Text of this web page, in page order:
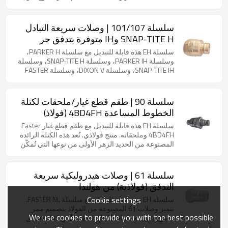
سلسلة 101/107 | وصلات سريعة التبادل
SNAP-TITE H وIH متوفرة بتدفق حر
(نحاس)
سلسلة EH هذه قابلة للتبديل مع سلسلة PARKER H،
وسلسلة PARKER IH، وسلسلة SNAP-TITE H، وسلسلة
SNAP-TITE IH، وسلسلة DIXON V، وسلسلة FASTER
شائع في السوق الأمريكية كبديل للسلسلة القياسية.
صُممت صماماتها لتسهيل التدفق، ولتمكين التوصيل مع
أجزاء السلسلة 107 (تدفق حر). نحاس.
سلسلة 90 | طقم قطع غيار/ملحقات لكتلة
الخطوط المساعدة 4BD4FH (فولاذ)
سلسلة EH هذه قابلة للتبديل مع طقم قطع غيار Faster
4BD4FH وملحقاته. منتج فولاذي. تُعد هذه الكتلة الرائدة
المصنوعة من الحديد الزهر الأولى من نوعها التي تُمكّن
جميع مزايا تقنية سلسلة الوصلات المسطحة، بما في ذلك
ميزة تخفيف الضغط لضمان توصيل آمن حتى مع وجود
ضغط متبقٍ على جانبي الدائرة. تقبل الكتلة خراطيش
بمقاسي ½ بوصة و¾ بوصة، حيث يوفر الحجم الأكبر سعة
تدفق أعلى مع الحفاظ على نفس المساحة الصغيرة.
سلسلة 61 | وصلات هيدروليكية سريعة
التدفق (فولاذية) من هولندا
سلسلة EH هذه قابلة للتبديل مع سلسلة FASTER NL.
تتميز وصلات 61 المصنوعة من الفولاذ بتصميم ممر
مفتوح بدون صمامات داخلية، مما يضمن كفاءة تدفق
Cookie settings
We use cookies to provide you with the best possible